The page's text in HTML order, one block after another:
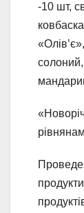
-10 шт,